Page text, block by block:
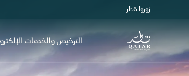
الصفحة الرئيسية لموقع VisitQatar
زوروا قطر
الترخيص والخدمات